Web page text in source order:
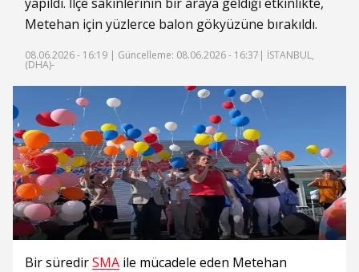
Metehan için yüzlerce balon gökyüzüne bırakıldı.
08.06.2026 - 16:19 | Güncelleme: 08.06.2026 - 16:37 | İSTANBUL,
(DHA)-
Bir süredirSMA ile mücadele eden Metehan